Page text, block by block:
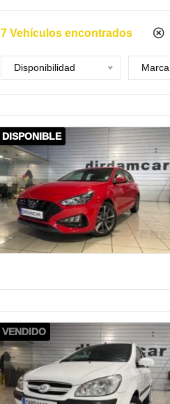
7 Vehículos encontrados
Disponibilidad Marca
DISPONIBLE
VENDIDO